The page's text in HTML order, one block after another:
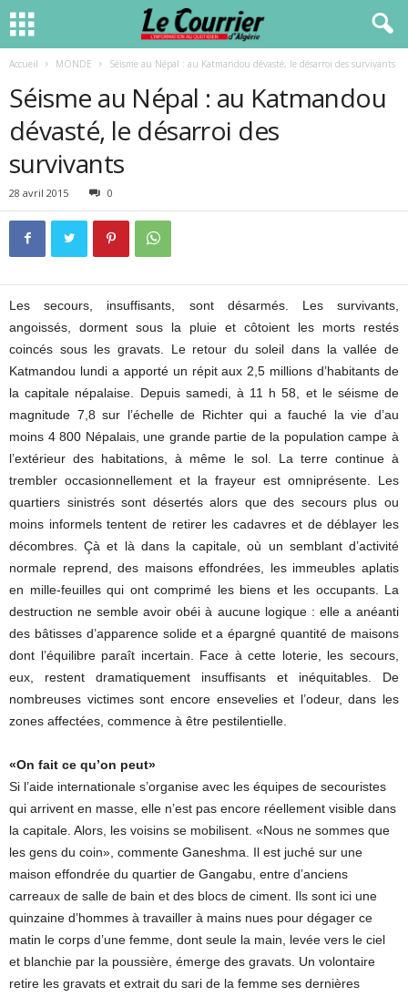
Accueil MONDE Séisme au Népal : au Katmandou dévasté, le désarroi des survivants
Séisme au Népal : au Katmandou
dévasté, le désarroi des
survivants
28 avril 2015 0
Les secours, insuffisants, sont désarmés. Les survivants,
angoissés, dorment sous la pluie et côtoient les morts restés
coincés sous les gravats. Le retour du soleil dans la vallée de
Katmandou lundi a apporté un répit aux 2,5 millions d’habitants de
la capitale népalaise. Depuis samedi, à 11 h 58, et le séisme de
magnitude 7,8 sur l’échelle de Richter qui a fauché la vie d’au
moins 4 800 Népalais, une grande partie de la population campe à
l’extérieur des habitations, à même le sol. La terre continue à
trembler occasionnellement et la frayeur est omniprésente. Les
quartiers sinistrés sont désertés alors que des secours plus ou
moins informels tentent de retirer les cadavres et de déblayer les
décombres. Çà et là dans la capitale, où un semblant d’activité
normale reprend, des maisons effondrées, les immeubles aplatis
en mille-feuilles qui ont comprimé les biens et les occupants. La
destruction ne semble avoir obéi à aucune logique : elle a anéanti
des bâtisses d’apparence solide et a épargné quantité de maisons
dont l’équilibre paraît incertain. Face à cette loterie, les secours,
eux, restent dramatiquement insuffisants et inéquitables. De
nombreuses victimes sont encore ensevelies et l’odeur, dans les
zones affectées, commence à être pestilentielle.
«On fait ce qu’on peut»
Si l’aide internationale s’organise avec les équipes de secouristes
qui arrivent en masse, elle n’est pas encore réellement visible dans
la capitale. Alors, les voisins se mobilisent. «Nous ne sommes que
les gens du coin», commente Ganeshma. Il est juché sur une
maison effondrée du quartier de Gangabu, entre d’anciens
carreaux de salle de bain et des blocs de ciment. Ils sont ici une
quinzaine d’hommes à travailler à mains nues pour dégager ce
matin le corps d’une femme, dont seule la main, levée vers le ciel
et blanchie par la poussière, émerge des gravats. Un volontaire
retire les gravats et extrait du sari de la femme ses dernières